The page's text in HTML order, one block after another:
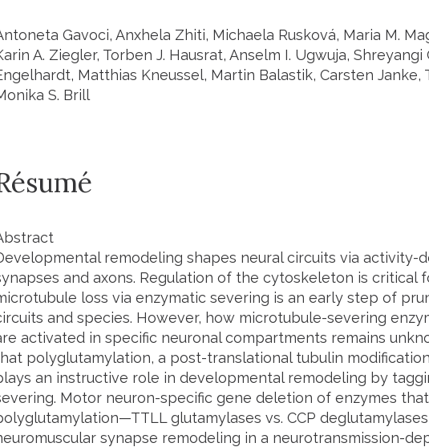
Gavoci, Anxhela Zhiti, Michaela Rusková, Maria M.
A. Ziegler, Torben J. Hausrat, Anselm I. Ugwuja,
Matthias Kneussel, Martin Balastik, Carsten Janke,
S. Brill
remodeling shapes neural circuits via activity-
and axons. Regulation of the cytoskeleton is critical
loss via enzymatic severing is an early step of
and species. However, how microtubule-severing
activated in specific neuronal compartments remains
polyglutamylation, a post-translational tubulin
an instructive role in developmental remodeling by
Motor neuron-specific gene deletion of enzymes
glutamylases vs. CCP
synapse remodeling in a neurotransmission-